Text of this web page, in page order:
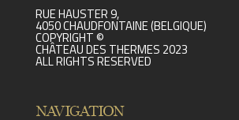
RUE HAUSTER 9,
4050 CHAUDFONTAINE (BELGIQUE)
COPYRIGHT ©
CHÂTEAU DES THERMES 2023
ALL RIGHTS RESERVED
NAVIGATION